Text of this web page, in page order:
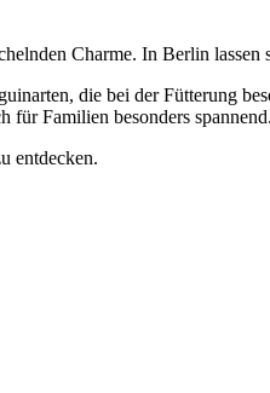
Charme. In Berlin
die bei der Fütterung
für Familien besonders
entdecken.